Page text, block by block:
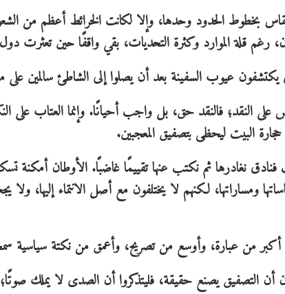
بخطوط الحدود وحدها، وإلا لكانت الخرائط أعظم من
رغم قلة الموارد وكثرة التحديات، بقي واقفًا حين تعثرت
يكتشفون عيوب السفينة بعد أن يصلوا إلى الشاطئ سالمين على
على النقد؛ فالنقد حق، بل واجب أحيانًا. وإنما العتاب على
البيت ليحظى بتصفيق المعجبين.
نغادرها ثم نكتب عنها تقييمًا غاضبًا. الأوطان أمكنة
ومساراتها، لكنهم لا يختلفون مع أصل الانتماء إليها،
أكبر من عبارة، وأوسع من تصريح، وأعمق من نكتة سياسية
أن التصفيق يصنع حقيقة، فليتذكروا أن الصدى لا يملك صوتًا؛